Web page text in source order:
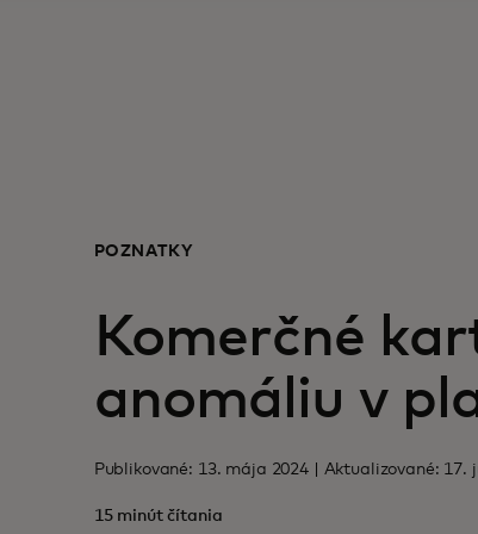
POZNATKY
Komerčné
anomáliu v
Publikované: 13. mája 2024 | Aktualizované: 17.
15 minút čítania